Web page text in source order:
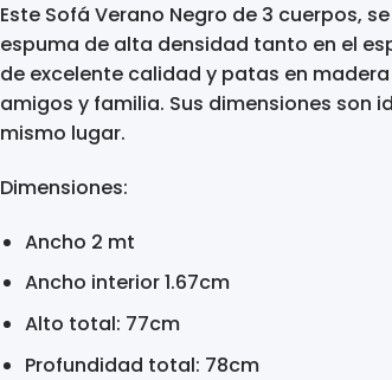
Este Sofá Verano Negro de 3 cuerpos,
espuma de alta densidad tanto en el
de excelente calidad y patas en
amigos y familia. Sus dimensiones son
mismo lugar.
Dimensiones:
Ancho 2 mt
Ancho interior 1.67cm
Alto total: 77cm
Profundidad total: 78cm